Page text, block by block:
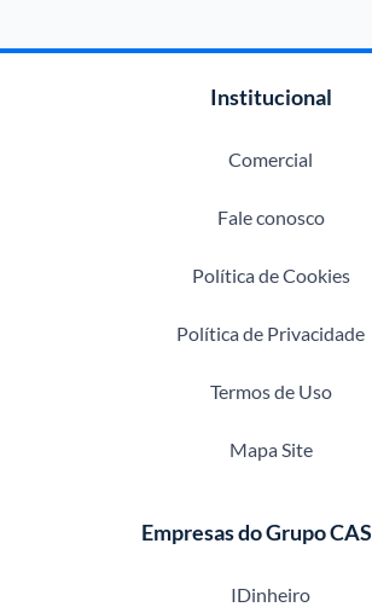
Institucional
Comercial
Fale conosco
Política de Cookies
Política de Privacidade
Termos de Uso
Mapa Site
Empresas do Grupo
IDinheiro